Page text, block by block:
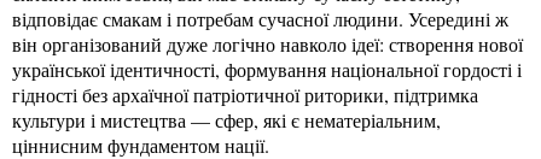
відповідає смакам і потребам сучасної людини. Усередині ж
він організований дуже логічно навколо ідеї: створення нової
української ідентичності, формування національної гордості і
гідності без архаїчної патріотичної риторики, підтримка
культури і мистецтва — сфер, які є нематеріальним,
ціннисним фундаментом нації.